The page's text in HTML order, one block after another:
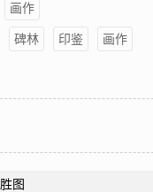
画作
碑林 印鉴 画作
图